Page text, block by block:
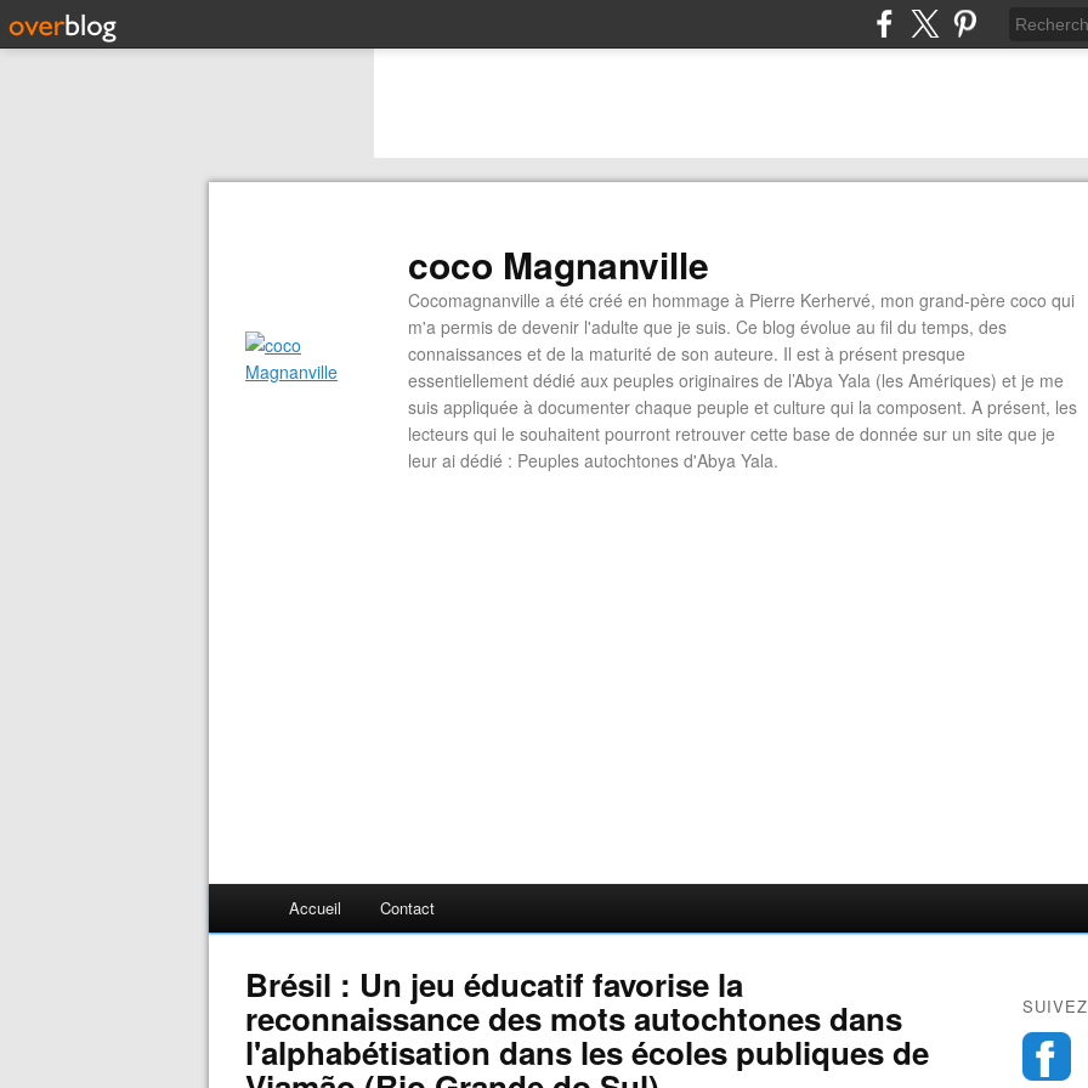
coco Magnanville
Cocomagnanville a été créé en hommage à Pierre Kerhervé, mon grand-père coco qui
m'a permis de devenir l'adulte que je suis. Ce blog évolue au fil du temps, des
connaissances et de la maturité de son auteure. Il est à présent presque
essentiellement dédié aux peuples originaires de l’Abya Yala (les Amériques) et je me
suis appliquée à documenter chaque peuple et culture qui la composent. A présent, les
lecteurs qui le souhaitent pourront retrouver cette base de donnée sur un site que je
leur ai dédié : Peuples autochtones d'Abya Yala.
Accueil Contact
Brésil : Un jeu éducatif favorise la
reconnaissance des mots autochtones dans
l'alphabétisation dans les écoles publiques de